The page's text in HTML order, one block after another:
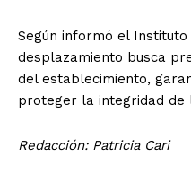
Según informó el
desplazamiento busca
del establecimiento,
proteger la integridad de
Redacción: Patricia Cari